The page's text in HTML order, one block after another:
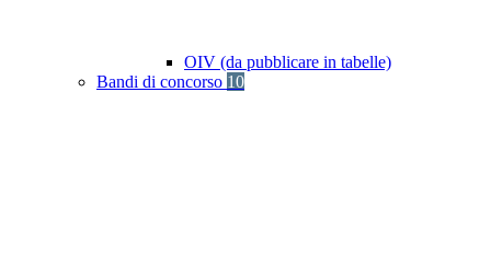
OIV (da pubblicare in tabelle)
Bandi di concorso 10